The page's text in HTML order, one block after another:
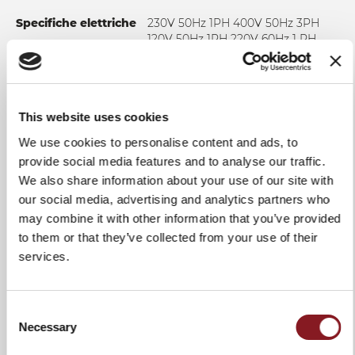
This website uses cookies
We use cookies to personalise content and ads, to
provide social media features and to analyse our traffic.
We also share information about your use of our site with
our social media, advertising and analytics partners who
may combine it with other information that you’ve provided
to them or that they’ve collected from your use of their
services.
Selection
Necessary
l'alloggiamento di qualsiasi tipologia di prodotto
posizionamento del prodotto e mantenerlo saldo
durante il taglio
millimetriche progressive per una regolazione perfetta
Vela ad apertura diagonale di 15° per facilitare l'uscita del
prodotto durante il taglio (sulle versioni Gravità)
Parafetta in acciaio facilmente asportabile
Affilatoio rimovibile già in dotazione con sistema
facilitato di affilatura ad un unico movimento per evitare
errori dell'operatore
versioni 370) con conseguente assenza di interstizi
Vasca raccogli liquidi integrata nella cassa o piatto
Specifiche elettriche
230V 50Hz 1PH 400V 50Hz 3PH
120V 50Hz 1PH 220V 60Hz 1 PH
Potenza motore
affettatrice
Spessore taglio 0 – 24 mm
Capacità di taglio
(circolare)
260 mm
Capacità di taglio
(rettangolare)
maniglie e pomelli metallo,
lubrificante frontale, profilo